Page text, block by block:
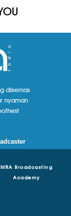
dikemas
nyaman
MRA Broadcasting
Academy